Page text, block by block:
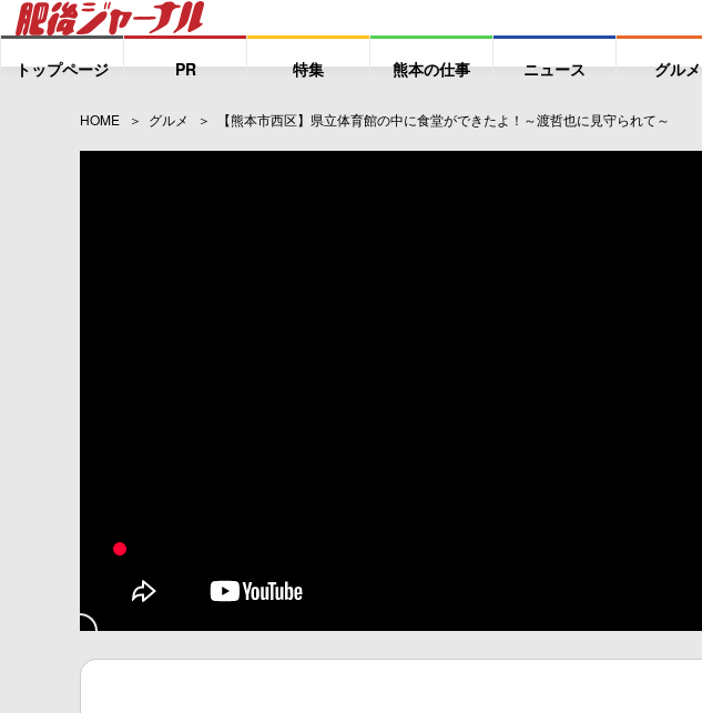
トップページ PR 特集 熊本の仕事 ニュース グルメ
HOME グルメ 【熊本市西区】県立体育館の中に食堂ができたよ！～渡哲也に見守られて～